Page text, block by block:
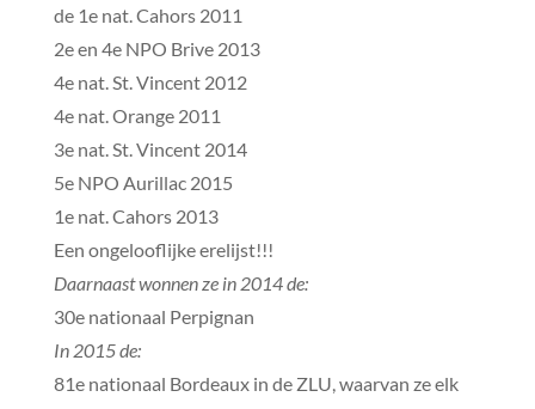
de 1e nat. Cahors 2011
2e en 4e NPO Brive 2013
4e nat. St. Vincent 2012
4e nat. Orange 2011
3e nat. St. Vincent 2014
5e NPO Aurillac 2015
1e nat. Cahors 2013
Een ongelooflijke erelijst!!!
Daarnaast wonnen ze in 2014 de:
30e nationaal Perpignan
In 2015 de:
81e nationaal Bordeaux in de ZLU, waarvan ze elk